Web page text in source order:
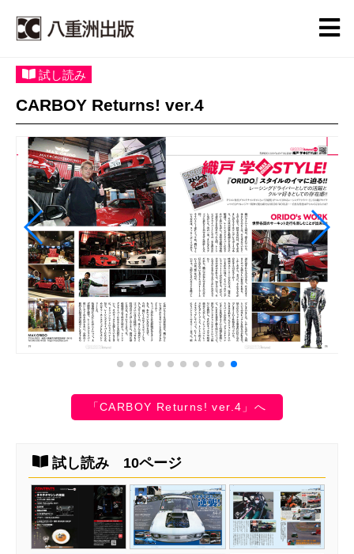
試し読み
CARBOY Returns! ver.4
「CARBOY Returns! ver.4」へ
試し読み 10ページ